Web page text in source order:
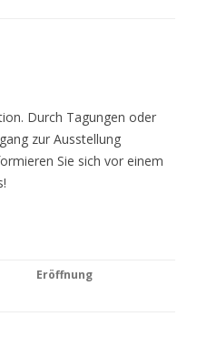
Durch Tagungen oder
zur Ausstellung
Sie sich vor einem
Eröffnung